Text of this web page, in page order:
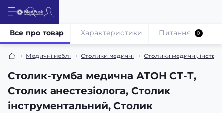
Медичні меблі Столики медичні Столики медичні,
Столик-тумба медична АТОН СТ-Т,
Столик анестезіолога, Столик
інструментальний, Столик
Все про товар Характеристики Питання 0